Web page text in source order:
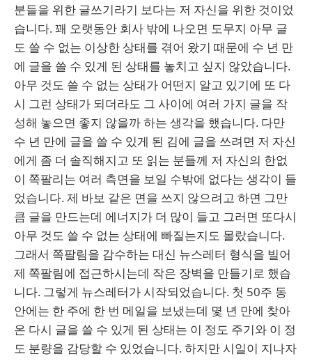
분들을 위한 글쓰기라기 보다는 저 자신을 위한 것이었
습니다. 꽤 오랫동안 회사 밖에 나오면 도무지 아무 글
도 쓸 수 없는 이상한 상태를 겪어 왔기 때문에 수 년 만
에 글을 쓸 수 있게 된 상태를 놓치고 싶지 않았습니다.
아무 것도 쓸 수 없는 상태가 어떤지 알고 있기에 또 다
시 그런 상태가 되더라도 그 사이에 여러 가지 글을 작
성해 놓으면 좋지 않을까 하는 생각을 했습니다. 다만
수 년 만에 글을 쓸 수 있게 된 김에 글을 쓰려면 저 자신
에게 좀 더 솔직해지고 또 읽는 분들께 저 자신의 한없
이 쪽팔리는 여러 측면을 보일 수밖에 없다는 생각이 들
었습니다. 제 바보 같은 면을 쓰지 않으려고 하면 그만
큼 글을 만드는데 에너지가 더 많이 들고 그러면 또다시
아무 것도 쓸 수 없는 상태에 빠질는지도 몰랐습니다.
그래서 쪽팔림을 감수하는 대신 뉴스레터 형식을 빌어
제 쪽팔림에 접근하시는데 작은 장벽을 만들기로 했습
니다. 그렇게 뉴스레터가 시작되었습니다. 첫 50주 동
안에는 한 주에 한 번 메일을 보냈는데 몇 년 만에 찾아
온 다시 글을 쓸 수 있게 된 상태는 이 정도 주기와 이 정
도 분량을 감당할 수 있었습니다. 하지만 시일이 지나자